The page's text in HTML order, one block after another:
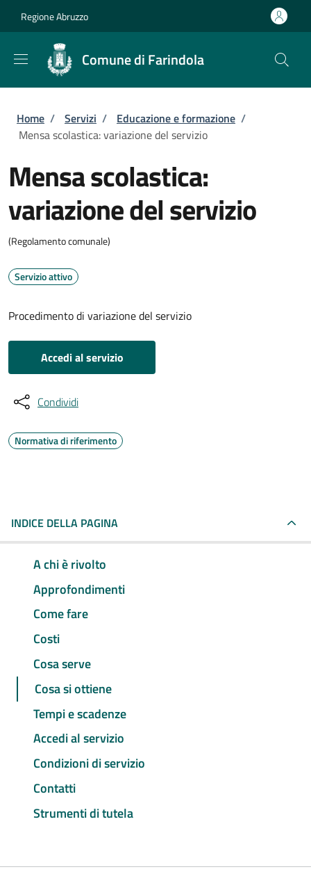
Regione Abruzzo
Comune di Farindola
Briciole di pane
Home / Servizi / Educazione e formazione /
Mensa scolastica: variazione del servizio
Mensa scolastica:
variazione del servizio
(Regolamento comunale)
Servizio attivo
Procedimento di variazione del servizio
Accedi al servizio
Condividi
Normativa di riferimento
INDICE DELLA PAGINA
A chi è rivolto
Approfondimenti
Come fare
Costi
Cosa serve
Cosa si ottiene
Tempi e scadenze
Accedi al servizio
Condizioni di servizio
Contatti
Strumenti di tutela